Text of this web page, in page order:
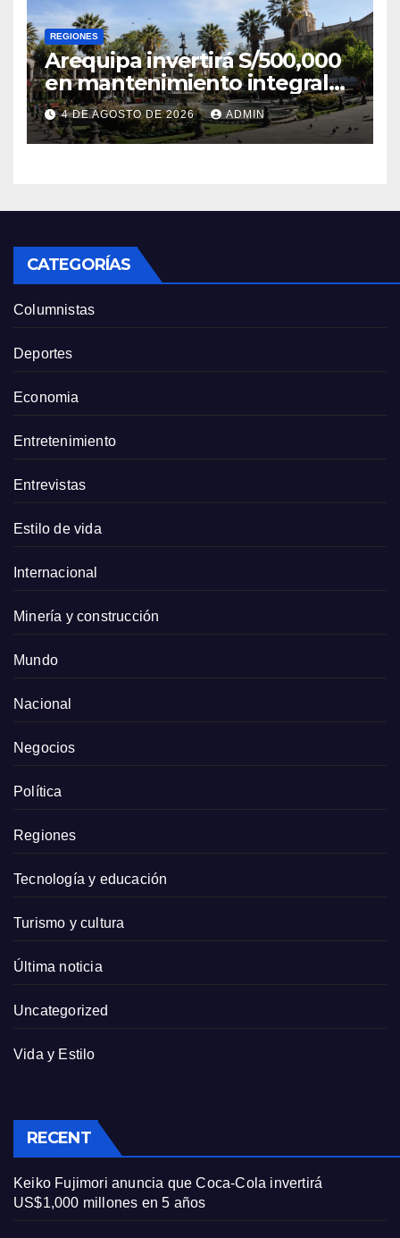
REGIONES
Arequipa invertirá S/500,000
en mantenimiento integral
de la Plaza de Armas
4 DE AGOSTO DE 2026 ADMIN
CATEGORÍAS
Columnistas
Deportes
Economia
Entretenimiento
Entrevistas
Estilo de vida
Internacional
Minería y construcción
Mundo
Nacional
Negocios
Política
Regiones
Tecnología y educación
Turismo y cultura
Última noticia
Uncategorized
Vida y Estilo
RECENT
Keiko Fujimori anuncia que Coca-Cola invertirá
US$1,000 millones en 5 años